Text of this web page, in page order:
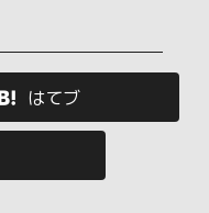
はてブ